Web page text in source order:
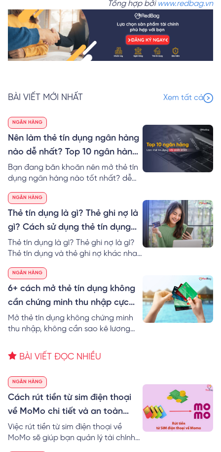
Tổng hợp bởi www.redbag.vn
BÀI VIẾT MỚI NHẤT Xem tất cả
NGÂN HÀNG
Nên làm thẻ tín dụng ngân hàng
nào dễ nhất? Top 10 ngân hàng
làm thẻ tín dụng tốt nhất 2024
Bạn đang băn khoăn nên mở thẻ tín
dụng ngân hàng nào tốt nhất? dễ
thẻ tín dụng các ngân hàng cũng
như gợi ý Top 10 ngân hàng làm thẻ
tín dụng tốt nhất hiện nay.
NGÂN HÀNG
Thẻ tín dụng là gì? Thẻ ghi nợ là
gì? Cách sử dụng thẻ tín dụng
dễ nhất
Thẻ tín dụng là gì? Thẻ ghi nợ là gì?
Thẻ tín dụng và thẻ ghi nợ khác nhau
dụng và cách sử dụng thẻ tín dụng
không mất lãi!
NGÂN HÀNG
6+ cách mở thẻ tín dụng không
cần chứng minh thu nhập cực
đơn giản
Mở thẻ tín dụng không chứng minh
thu nhập, không cần sao kê lương
mở thẻ tín dụng không cần chứng
minh thu nhập cực dễ.
BÀI VIẾT ĐỌC NHIỀU
NGÂN HÀNG
Cách rút tiền từ sim điện thoại
về MoMo chi tiết và an toàn
nhất
Việc rút tiền từ sim điện thoại về
MoMo sẽ giúp bạn quản lý tài chính